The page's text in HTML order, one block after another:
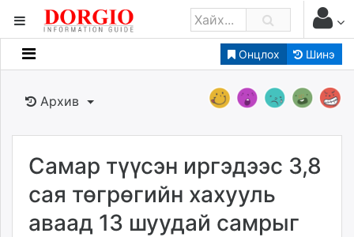
Онцлох Шинэ
Мэдээллийн
Банк санхүү
Бизнес ААН
Төрийн
Нийслэлийн
dorgio.mn
Архив
Самар түүсэн иргэдээс 3,8
сая төгрөгийн хахууль
аваад 13 шуудай самрыг